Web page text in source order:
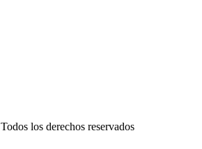
Todos los derechos reservados